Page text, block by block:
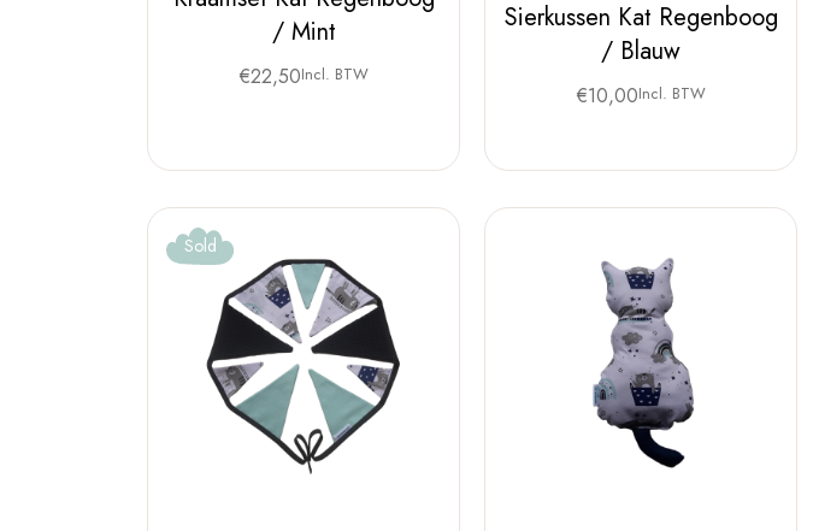
/ Mint
€22,50Incl. BTW
Sierkussen Kat Regenboog
/ Blauw
€10,00Incl. BTW
Sold